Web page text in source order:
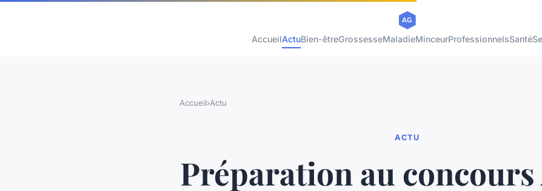
AccueilActuBien-êtreGrossesseMaladieMinceurProfessionnelsSanté
Accueil›Actu
ACTU
Préparation au